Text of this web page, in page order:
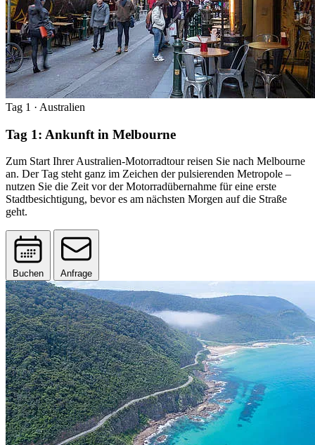
Tag 1 · Australien
Tag 1: Ankunft in Melbourne
Zum Start Ihrer Australien-Motorradtour reisen Sie nach Melbourne
an. Der Tag steht ganz im Zeichen der pulsierenden Metropole –
nutzen Sie die Zeit vor der Motorradübernahme für eine erste
Stadtbesichtigung, bevor es am nächsten Morgen auf die Straße
geht.
Buchen Anfrage